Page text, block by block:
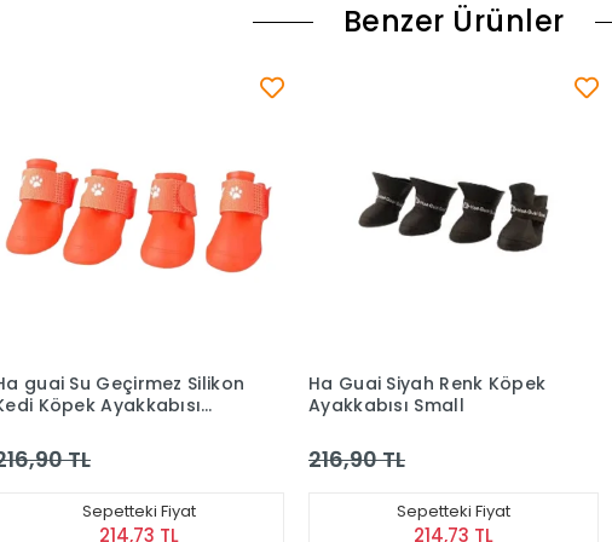
Benzer Ürünler
Ha Guai Siyah Renk Köpek
Ayakkabısı Small
216,90 TL
Sepetteki Fiyat
214,73 TL
Ha Guai Silikon Siyah Köpek
Ayakkabısı M
216,90 TL
Sepetteki Fiyat
214,73 TL